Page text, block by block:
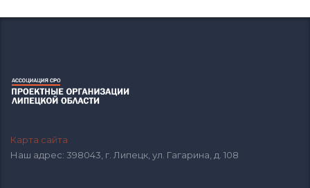
Карта сайта
Наш адрес: 398043, г. Липецк, ул. Гагарина, д. 108